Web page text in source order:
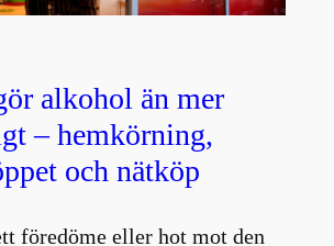
alkohol än mer
– hemkörning,
och nätköp
föredöme eller hot mot den